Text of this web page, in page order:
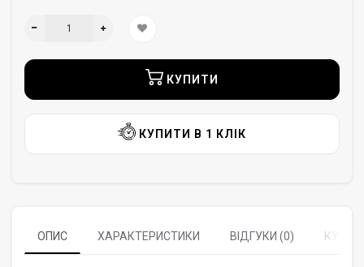
КУПИТИ
КУПИТИ В 1 КЛІК
ОПИС ХАРАКТЕРИСТИКИ ВІДГУКИ (0)